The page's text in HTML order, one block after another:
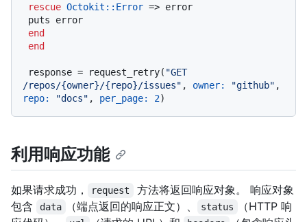
rescue Octokit : :Error => error
end
end
response = request_retry( "GET
/repos/{owner}/{repo}/issues" , owner: "github"
repo:
"docs" , per_page: 2
利用响应功能
如果请求成功， request
方法将返回响应对象。 响应对象
包含
data （端点返回的响应正文）、 status
（HTTP 响